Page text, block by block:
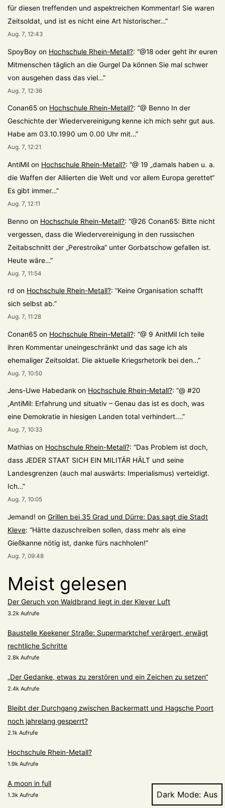
für diesen treffenden und aspektreichen Kommentar! Sie waren
Zeitsoldat, und ist es nicht eine Art historischer…”
Aug. 7, 12:43
SpoyBoy on Hochschule Rhein-Metall?: “@18 oder geht ihr euren
Mitmenschen täglich an die Gurgel Da können Sie mal schwer
von ausgehen dass das viel…”
Aug. 7, 12:36
Conan65 on Hochschule Rhein-Metall?: “@ Benno In der
Geschichte der Wiedervereinigung kenne ich mich sehr gut aus.
Habe am 03.10.1990 um 0.00 Uhr mit…”
Aug. 7, 12:21
AntiMil on Hochschule Rhein-Metall?: “@ 19 „damals haben u. a.
die Waffen der Alliierten die Welt und vor allem Europa gerettet“
Es gibt immer…”
Aug. 7, 12:11
Benno on Hochschule Rhein-Metall?: “@26 Conan65: Bitte nicht
vergessen, dass die Wiedervereinigung in den russischen
Zeitabschnitt der „Perestroika“ unter Gorbatschow gefallen ist.
Heute wäre…”
Aug. 7, 11:54
rd on Hochschule Rhein-Metall?: “Keine Organisation schafft
sich selbst ab.”
Aug. 7, 11:28
Conan65 on Hochschule Rhein-Metall?: “@ 9 AnitMil Ich teile
ihren Kommentar uneingeschränkt und das sage ich als
ehemaliger Zeitsoldat. Die aktuelle Kriegsrhetorik bei den…”
Aug. 7, 10:50
Jens-Uwe Habedank on Hochschule Rhein-Metall?: “@ #20
,AntiMil: Erfahrung und situativ – Genau das ist es doch, was
eine Demokratie in hiesigen Landen total verhindert.…”
Aug. 7, 10:33
Mathias on Hochschule Rhein-Metall?: “Das Problem ist doch,
dass JEDER STAAT SICH EIN MILITÄR HÄLT und seine
Landesgrenzen (auch mal auswärts: Imperialismus) verteidigt.
Ich…”
Aug. 7, 10:05
Jemand! on Grillen bei 35 Grad und Dürre: Das sagt die Stadt
Kleve: “Hätte dazuschreiben sollen, dass mehr als eine
Gießkanne nötig ist, danke fürs nachholen!”
Aug. 7, 09:48
Meist gelesen
Der Geruch von Waldbrand liegt in der Klever Luft
3.2k Aufrufe
Baustelle Keekener Straße: Supermarktchef verärgert, erwägt
rechtliche Schritte
2.8k Aufrufe
„Der Gedanke, etwas zu zerstören und ein Zeichen zu setzen“
2.4k Aufrufe
Bleibt der Durchgang zwischen Backermatt und Hagsche Poort
noch jahrelang gesperrt?
2.1k Aufrufe
Hochschule Rhein-Metall?
1.9k Aufrufe
A moon in full
1.3k Aufrufe Dark Mode: